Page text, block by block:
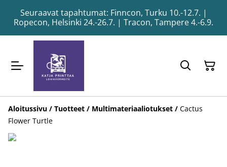
Seuraavat tapahtumat: Finncon, Turku 10.-12.7. |
Ropecon, Helsinki 24.-26.7. | Tracon, Tampere 4.-6.9.
Aloitussivu / Tuotteet / Multimateriaaliotukset / Cactus
Flower Turtle